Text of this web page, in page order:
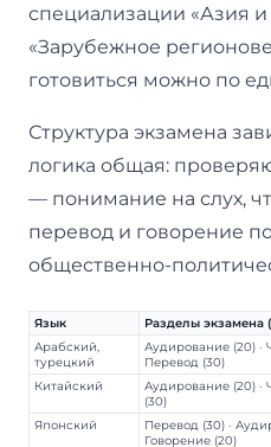
специализации «Азия
«Зарубежное
готовиться можно по
Структура экзамена
логика общая:
— понимание на слух,
перевод и говорение
общественно-
Язык
Разделы экзамена
Арабский,
турецкий
Аудирование (20) ·
Перевод (30)
Китайский
Аудирование (20) ·
(30)
Японский
Перевод (30) ·
Говорение (20)